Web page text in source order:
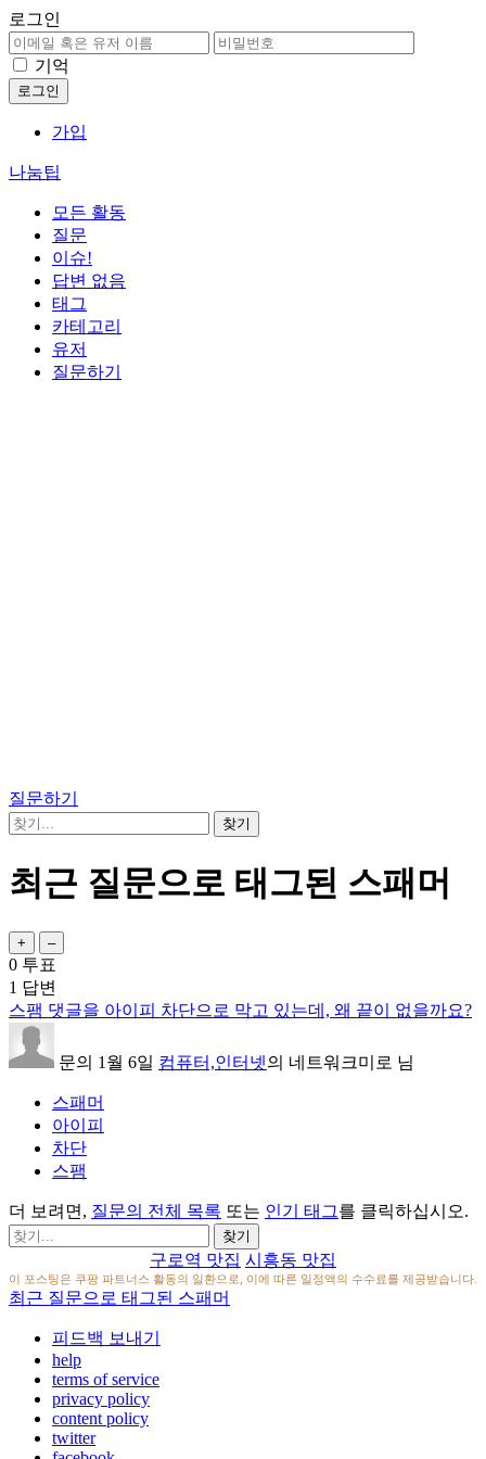
로그인
기억
가입
나눔팁
모든 활동
질문
이슈!
답변 없음
태그
카테고리
유저
질문하기
질문하기
최근 질문으로 태그된 스패머
0 투표
1 답변
스팸 댓글을 아이피 차단으로 막고 있는데, 왜 끝이 없을까요?
문의 1월 6일 컴퓨터,인터넷의 네트워크미로 님
스패머
아이피
차단
스팸
더 보려면, 질문의 전체 목록 또는 인기 태그를 클릭하십시오.
구로역 맛집 시흥동 맛집
이 포스팅은 쿠팡 파트너스 활동의 일환으로, 이에 따른 일정액의 수수료를 제공받습니다.
최근 질문으로 태그된 스패머
피드백 보내기
help
terms of service
privacy policy
content policy
twitter